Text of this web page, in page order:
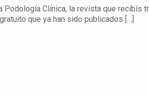
Podología Clínica, la revista que recibís
que ya han sido publicados […]